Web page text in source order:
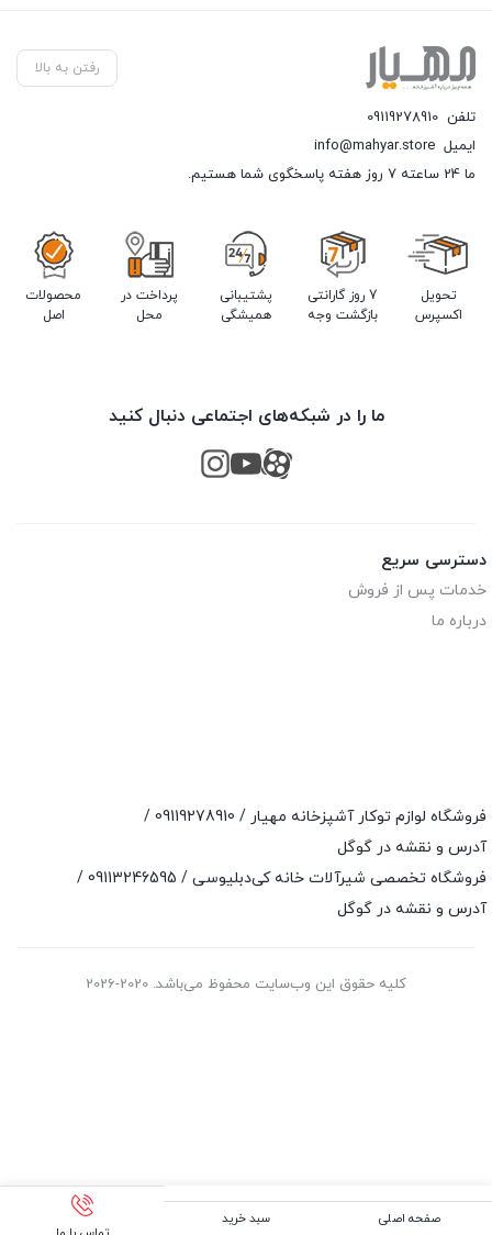
رفتن به بالا
تلفن 09119278910
ایمیل info@mahyar.store
ما 24 ساعته 7 روز هفته پاسخگوی شما هستیم.
تحویل
اکسپرس
7 روز گارانتی
بازگشت وجه
پشتیبانی
همیشگی
پرداخت در
محل
محصولات
اصل
ما را در شبکه‌های اجتماعی دنبال کنید
دسترسی سریع
خدمات پس از فروش
درباره ما
فروشگاه لوازم توکار آشپزخانه مهیار / 09119278910
/
آدرس و نقشه در گوگل
فروشگاه تخصصی شیرآلات خانه کی‌دبلیوسی / 09113246595
/
آدرس و نقشه در گوگل
کلیه حقوق این وب‌سایت محفوظ می‌باشد. 2020-2026
صفحه اصلی
سبد خرید